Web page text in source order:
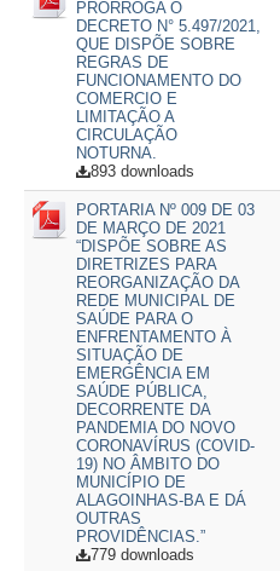
PRORROGA O
DECRETO N° 5.497/2021,
QUE DISPÕE SOBRE
REGRAS DE
FUNCIONAMENTO DO
COMERCIO E
LIMITAÇÃO A
CIRCULAÇÃO
NOTURNA.
893 downloads
PORTARIA Nº 009 DE 03
DE MARÇO DE 2021
“DISPÕE SOBRE AS
DIRETRIZES PARA
REORGANIZAÇÃO DA
REDE MUNICIPAL DE
SAÚDE PARA O
ENFRENTAMENTO À
SITUAÇÃO DE
EMERGÊNCIA EM
SAÚDE PÚBLICA,
DECORRENTE DA
PANDEMIA DO NOVO
CORONAVÍRUS (COVID-
19) NO ÂMBITO DO
MUNICÍPIO DE
ALAGOINHAS-BA E DÁ
OUTRAS
PROVIDÊNCIAS.”
779 downloads